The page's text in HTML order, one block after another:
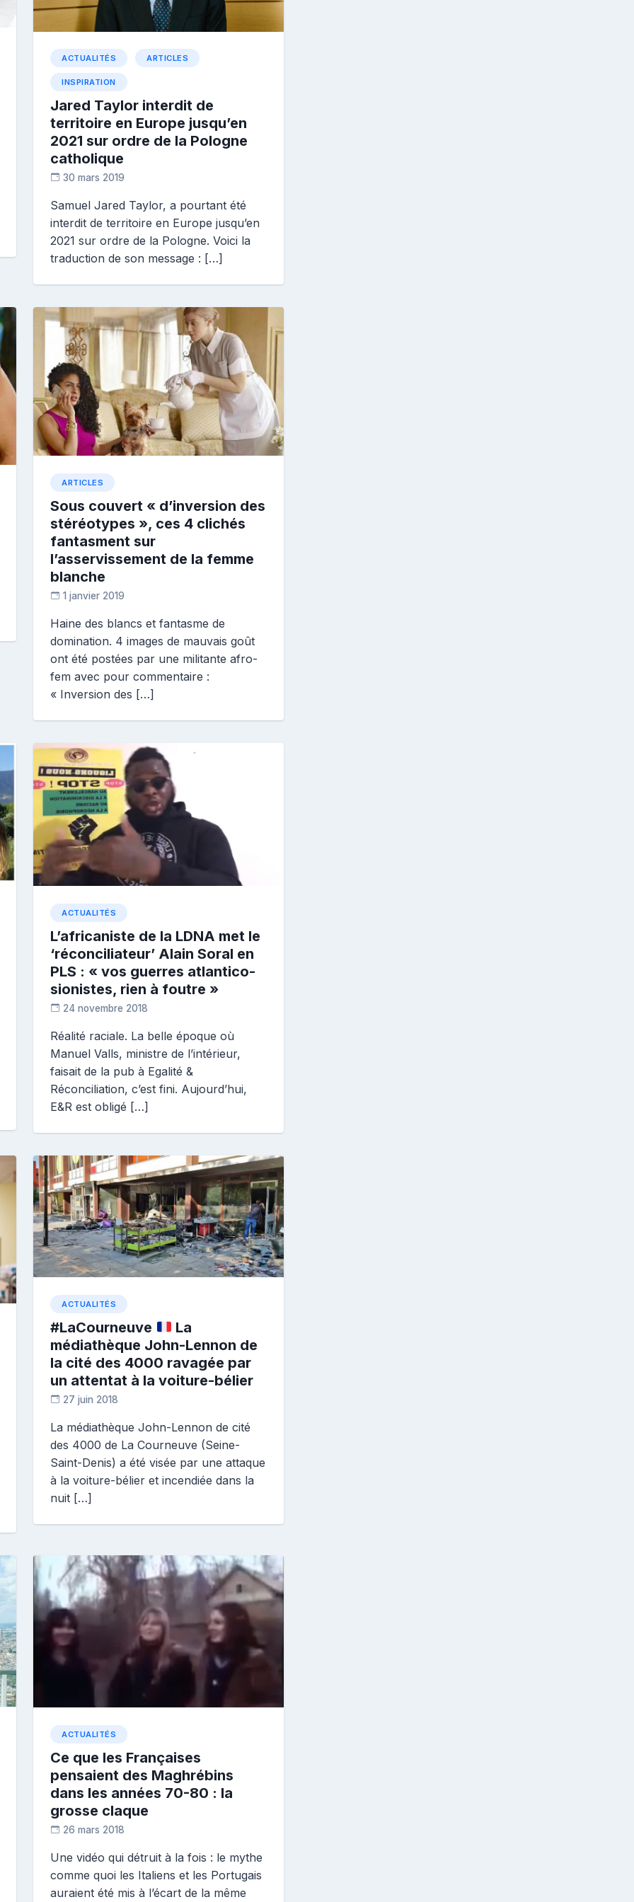
ACTUALITÉS ARTICLES
INSPIRATION
Jared Taylor interdit de
territoire en Europe jusqu’en
2021 sur ordre de la Pologne
catholique
30 mars 2019
i
a
n
Samuel Jared Taylor, a pourtant été
interdit de territoire en Europe jusqu’en
2021 sur ordre de la Pologne. Voici la
traduction de son message : […]
ARTICLES
Sous couvert « d’inversion des
stéréotypes », ces 4 clichés
fantasment sur
l’asservissement de la femme
blanche
1 janvier 2019
i
a
n
Haine des blancs et fantasme de
domination. 4 images de mauvais goût
ont été postées par une militante afro-
fem avec pour commentaire :
« Inversion des […]
ACTUALITÉS
L’africaniste de la LDNA met le
‘réconciliateur’ Alain Soral en
PLS : « vos guerres atlantico-
sionistes, rien à foutre »
24 novembre 2018
i
a
n
e
Réalité raciale. La belle époque où
Manuel Valls, ministre de l’intérieur,
faisait de la pub à Egalité &
Réconciliation, c’est fini. Aujourd’hui,
E&R est obligé […]
ACTUALITÉS
#LaCourneuve
La
médiathèque John-Lennon de
la cité des 4000 ravagée par
un attentat à la voiture-bélier
27 juin 2018
i
a
n
e
La médiathèque John-Lennon de cité
des 4000 de La Courneuve (Seine-
Saint-Denis) a été visée par une attaque
à la voiture-bélier et incendiée dans la
nuit […]
ACTUALITÉS
Ce que les Françaises
pensaient des Maghrébins
dans les années 70-80 : la
grosse claque
26 mars 2018
i
a
n
Une vidéo qui détruit à la fois : le mythe
comme quoi les Italiens et les Portugais
auraient été mis à l’écart de la même